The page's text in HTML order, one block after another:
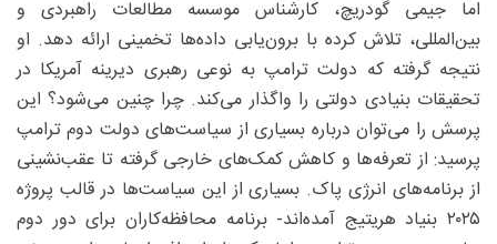
اما جیمی گودریچ، کارشناس موسسه مطالعات راهبردی و
بین‌المللی، تلاش کرده با برون‌یابی داده‌ها تخمینی ارائه دهد. او
نتیجه گرفته که دولت ترامپ به ‌نوعی رهبری دیرینه آمریکا در
تحقیقات بنیادی دولتی را واگذار می‌کند. چرا چنین می‌شود؟ این
پرسش را می‌توان درباره بسیاری از سیاست‌های دولت دوم ترامپ
پرسید: از تعرفه‌ها و کاهش کمک‌های خارجی گرفته تا عقب‌نشینی
از برنامه‌های انرژی پاک. بسیاری از این سیاست‌ها در قالب پروژه
۲۰۲۵ بنیاد هریتیج آمده‌اند- برنامه محافظه‌کاران برای دور دوم